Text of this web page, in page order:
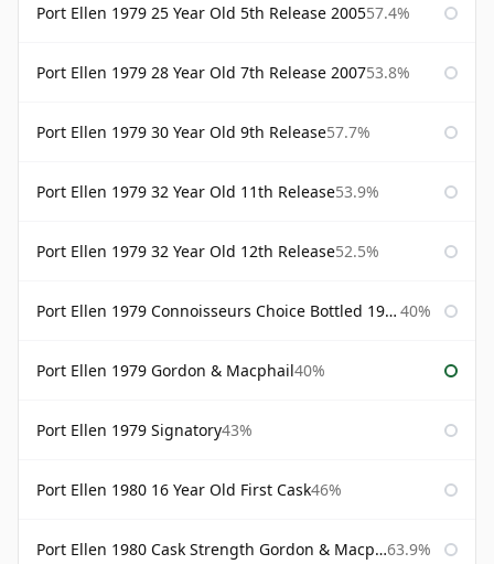
Port Ellen 1979 25 Year Old 5th Release 200557.4%
Port Ellen 1979 28 Year Old 7th Release 200753.8%
Port Ellen 1979 30 Year Old 9th Release57.7%
Port Ellen 1979 32 Year Old 11th Release53.9%
Port Ellen 1979 32 Year Old 12th Release52.5%
Port Ellen 1979 Connoisseurs Choice Bottled 1995 Gordon & Macphail 40%
Port Ellen 1979 Gordon & Macphail40%
Port Ellen 1979 Signatory43%
Port Ellen 1980 16 Year Old First Cask46%
Port Ellen 1980 Cask Strength Gordon & Macphail 63.9%